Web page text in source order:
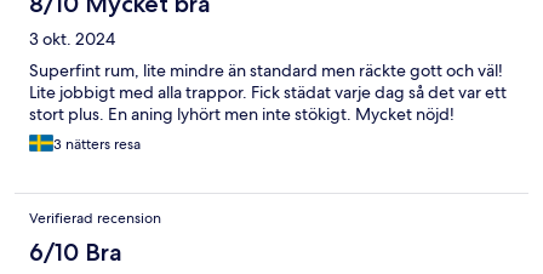
3 okt. 2024
Superfint rum, lite mindre än standard men räckte gott och väl!
Lite jobbigt med alla trappor. Fick städat varje dag så det var ett
stort plus. En aning lyhört men inte stökigt. Mycket nöjd!
3 nätters resa
Verifierad recension
6/10 Bra